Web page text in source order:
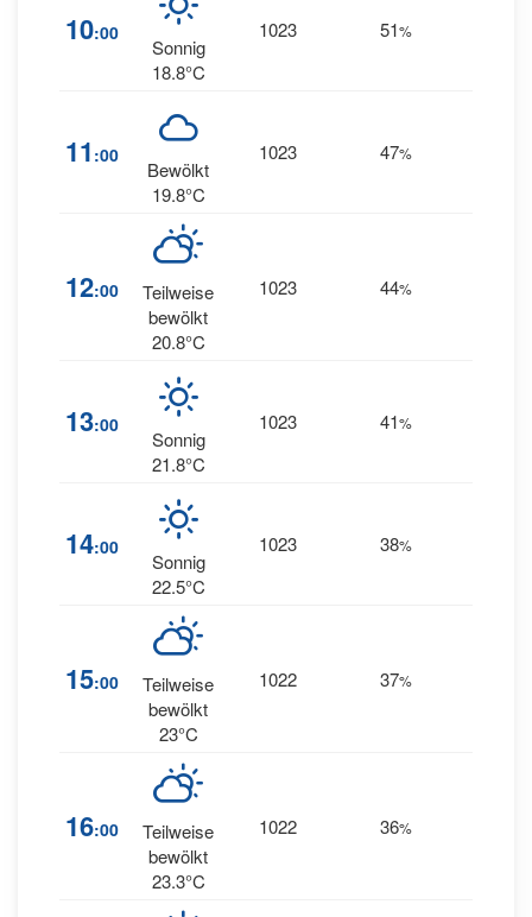
10:00
Sonnig
18.8°C
1023 51%
11 :00
Bewölkt
19.8°C
1023 47%
12:00
Teilweise
bewölkt
20.8°C
1023 44%
13:00
Sonnig
21.8°C
1023 41%
14:00
Sonnig
22.5°C
1023 38%
15:00
Teilweise
bewölkt
23°C
1022 37%
16:00
Teilweise
bewölkt
23.3°C
1022 36%